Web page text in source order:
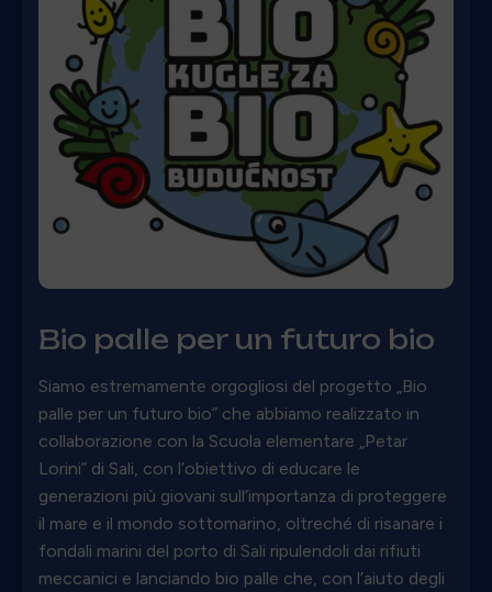
Bio palle per un futuro bio
Siamo estremamente orgogliosi del progetto „Bio
palle per un futuro bio” che abbiamo realizzato in
collaborazione con la Scuola elementare „Petar
Lorini” di Sali, con l’obiettivo di educare le
generazioni più giovani sull’importanza di proteggere
il mare e il mondo sottomarino, oltreché di risanare i
fondali marini del porto di Sali ripulendoli dai rifiuti
meccanici e lanciando bio palle che, con l’aiuto degli